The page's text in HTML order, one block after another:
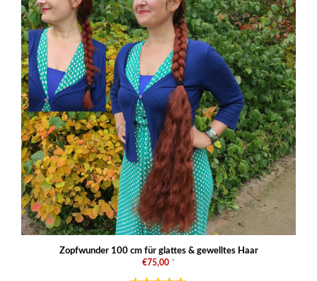
Zopfwunder 100 cm für glattes & gewelltes Haar
€75,00 *